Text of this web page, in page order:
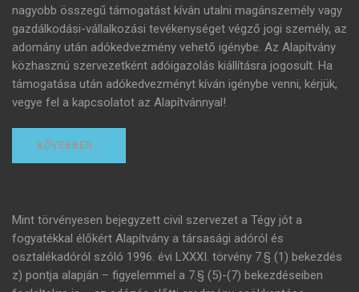
nagyobb összegű támogatást kíván utalni magánszemély vagy
gazdálkodási-vállalkozási tevékenységet végző jogi személy, az
adomány után adókedvezmény vehető igénybe. Az Alapítvány
közhasznú szervezetként adóigazolás kiállításra jogosult. Ha
támogatása után adókedvezményt kíván igénybe venni, kérjük,
vegye fel a kapcsolatot az Alapítvánnyal!
BŐVEBBEN…
Mint törvényesen bejegyzett civil szervezet a Tégy jót a
fogyatékkal élőkért Alapítvány a társasági adóról és
osztalékadóról szóló 1996. évi LXXXI. törvény 7.§ (1) bekezdés
z) pontja alapján – figyelemmel a 7.§ (5)-(7) bekezdéseiben